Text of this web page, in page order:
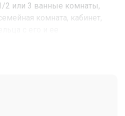
2 или 3 ванные комнаты,
комната, кабинет,